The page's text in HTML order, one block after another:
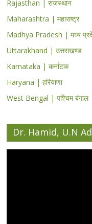
Rajasthan | राजस्थान
Maharashtra | महाराष्ट्र
Madhya Pradesh | मध्य
Uttarakhand | उत्तराखण्ड
Karnataka | कर्नाटक
Haryana | हरियाणा
West Bengal | पश्चिम बंगाल
Dr. Hamid, U.N